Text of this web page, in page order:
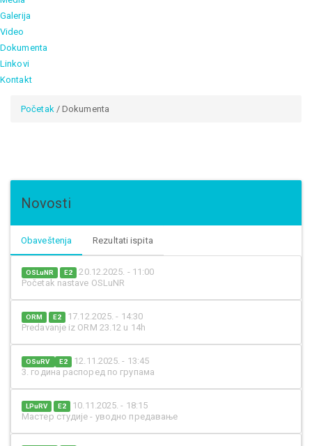
Galerija
Video
Dokumenta
Linkovi
Kontakt
Početak/ Dokumenta
Novosti
Obaveštenja Rezultati ispita
OSLuNR E2
20.12.2025. - 11:00
Početak nastave OSLuNR
ORM E2
17.12.2025. - 14:30
Predavanje iz ORM 23.12 u 14h
OSuRV E2
12.11.2025. - 13:45
3. година распоред по групама
LPuRV E2
10.11.2025. - 18:15
Мастер студије - уводно предавање